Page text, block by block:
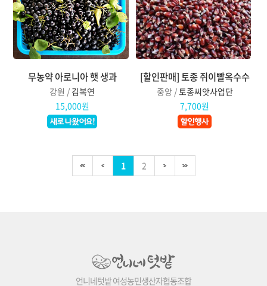
무농약 아로니아 햇 생과
강원 / 김복연
15,000원
[할인판매] 토종 쥐이빨옥수수
중앙 / 토종씨앗사업단
7,700원
1 2
언니네텃밭 여성농민생산자협동조합